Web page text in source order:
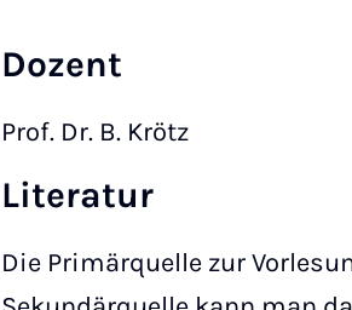
Dozent
Prof. Dr. B. Krötz
Literatur
Die Primärquelle zur